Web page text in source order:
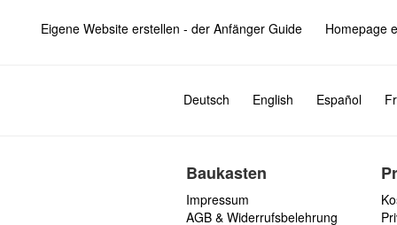
Eigene Website erstellen - der Anfänger Guide Homepage
Deutsch English Español
Baukasten
Impressum
AGB & Widerrufsbelehrung